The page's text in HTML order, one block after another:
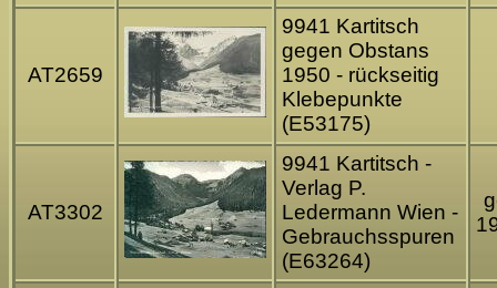
AT2659
9941 Kartitsch
gegen Obstans
1950 - rückseitig
Klebepunkte
(E53175)
AT3302
9941 Kartitsch -
Verlag P.
Ledermann Wien -
Gebrauchsspuren
(E63264)